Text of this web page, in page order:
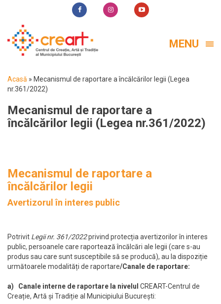
MENU
Acasă » Mecanismul de raportare a încălcărilor legii (Legea
nr.361/2022)
Mecanismul de raportare a
încălcărilor legii (Legea nr.361/2022)
Mecanismul de raportare a
încălcărilor legii
Avertizorul în interes public
Potrivit Legii nr. 361/2022privind protecția avertizorilor în interes
public,persoanele care raportează încălcări ale legii (care s-au
produs sau care sunt susceptibile să se producă), au la dispoziție
următoarele modalități de raportare/Canale de raportare:
a) Canale interne de raportare la nivelul CREART-Centrul de
Creație, Artă și Tradiție al Municipiului București: